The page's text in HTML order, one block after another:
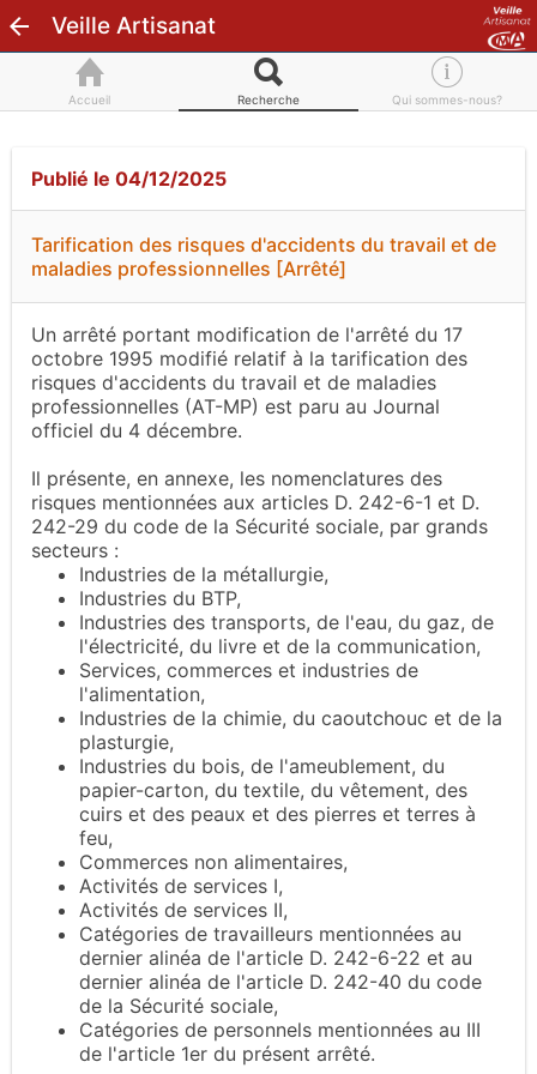
Veille Artisanat
Accueil Recherche Qui sommes-nous?
Publié le 04/12/2025
Tarification des risques d'accidents du travail et de
maladies professionnelles [Arrêté]
Un arrêté portant modification de l'arrêté du 17
octobre 1995 modifié relatif à la tarification des
risques d'accidents du travail et de maladies
professionnelles (AT-MP) est paru au Journal
officiel du 4 décembre.
Il présente, en annexe, les nomenclatures des
risques mentionnées aux articles D. 242-6-1 et D.
242-29 du code de la Sécurité sociale, par grands
secteurs :
Industries de la métallurgie,
Industries du BTP,
Industries des transports, de l'eau, du gaz, de
l'électricité, du livre et de la communication,
Services, commerces et industries de
l'alimentation,
Industries de la chimie, du caoutchouc et de la
plasturgie,
Industries du bois, de l'ameublement, du
papier-carton, du textile, du vêtement, des
cuirs et des peaux et des pierres et terres à
feu,
Commerces non alimentaires,
Activités de services I,
Activités de services II,
Catégories de travailleurs mentionnées au
dernier alinéa de l'article D. 242-6-22 et au
dernier alinéa de l'article D. 242-40 du code
de la Sécurité sociale,
Catégories de personnels mentionnées au III
de l'article 1er du présent arrêté.